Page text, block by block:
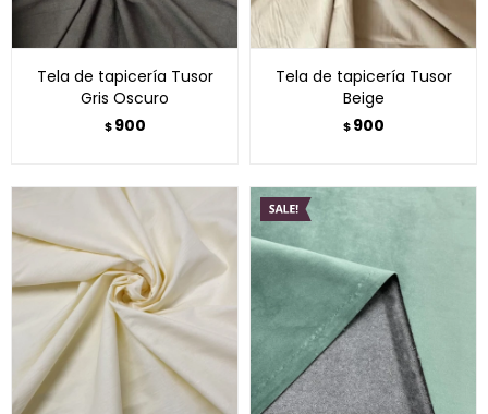
Tela de tapicería Tusor
Gris Oscuro
$ 900
Tela de tapicería Tusor
Beige
$ 900